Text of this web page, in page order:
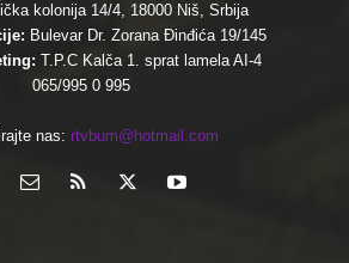
kolonija 14/4, 18000 Niš, Srbija
Bulevar Dr. Zorana Đinđića 19/145
T.P.C Kalča 1. sprat lamela AI-4
065/995 0 995
nas: rtvbum@hotmail.com